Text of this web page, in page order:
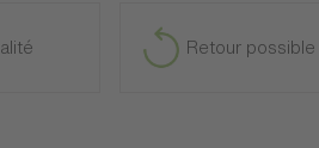
Retour